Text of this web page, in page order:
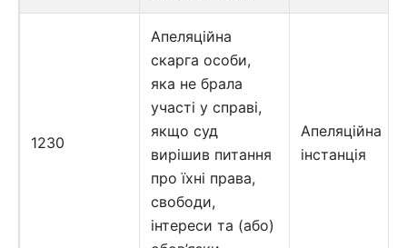
1230
Апеляційна
скарга особи,
яка не брала
участі у справі,
якщо суд
вирішив питання
про їхні права,
свободи,
інтереси та (або)
Апеляційна
інстанція